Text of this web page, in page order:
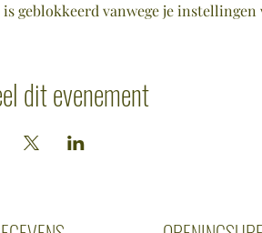
is geblokkeerd vanwege je
dit evenement